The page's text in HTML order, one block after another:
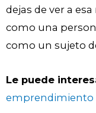
dejas de ver a
como una
como un sujeto
Le puede
emprendimiento